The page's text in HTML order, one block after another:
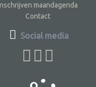
maandagenda
Contact
Social media